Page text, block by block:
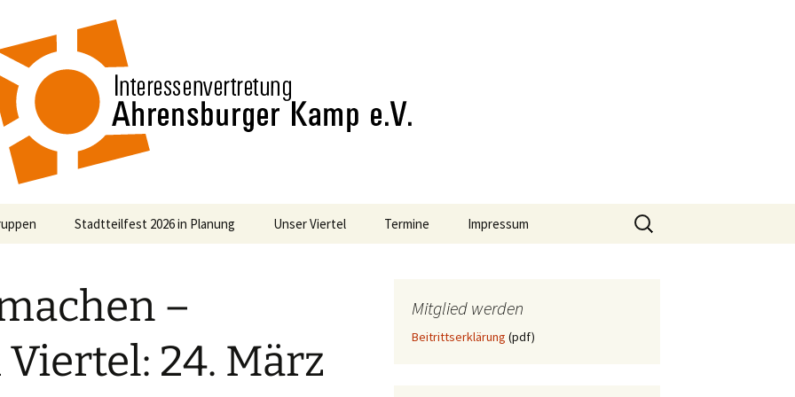
Ahrensburger
Stadtteilfest 2026 in Planung Unser Viertel Termine Impressum
Suchen
nach:
–
24. März
Mitglied werden
Beitrittserklärung (pdf)